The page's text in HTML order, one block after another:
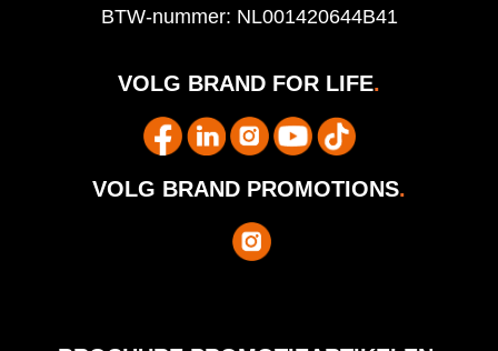
BTW-nummer: NL001420644B41
VOLG BRAND FOR LIFE.
VOLG BRAND PROMOTIONS.